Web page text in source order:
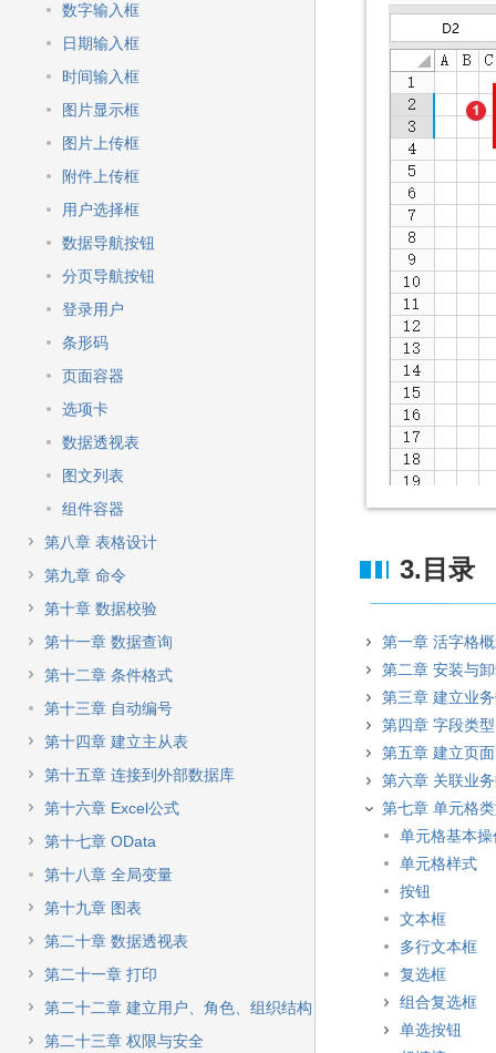
数字输入框
日期输入框
时间输入框
图片显示框
图片上传框
附件上传框
用户选择框
数据导航按钮
分页导航按钮
登录用户
条形码
页面容器
选项卡
数据透视表
图文列表
组件容器
第八章 表格设计
第九章 命令
第十章 数据校验
第十一章 数据查询
第十二章 条件格式
第十三章 自动编号
第十四章 建立主从表
第十五章 连接到外部数据库
第十六章 Excel公式
第十七章 OData
第十八章 全局变量
第十九章 图表
第二十章 数据透视表
第二十一章 打印
第二十二章 建立用户、角色、组织结构
第二十三章 权限与安全
3.目录
第一章 活字格
第二章 安装与
第三章 建立业
第四章 字段类型
第五章 建立页面
第六章 关联业
第七章 单元格
单元格基本操
单元格样式
按钮
文本框
多行文本框
复选框
组合复选框
单选按钮